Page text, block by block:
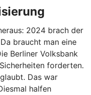
2024 brach der
braucht man eine
Berliner Volksbank
forderten.
Das war
halfen